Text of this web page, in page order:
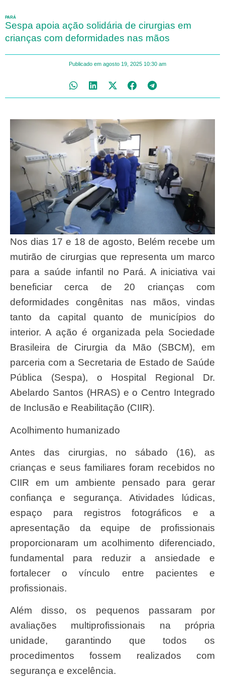
PARÁ
Sespa apoia ação solidária de cirurgias em
crianças com deformidades nas mãos
Publicado em agosto 19, 2025 10:30 am
Nos dias 17 e 18 de agosto, Belém recebe um
mutirão de cirurgias que representa um marco
para a saúde infantil no Pará. A iniciativa vai
beneficiar cerca de 20 crianças com
deformidades congênitas nas mãos, vindas
tanto da capital quanto de municípios do
interior. A ação é organizada pela Sociedade
Brasileira de Cirurgia da Mão (SBCM), em
parceria com a Secretaria de Estado de Saúde
Pública (Sespa), o Hospital Regional Dr.
Abelardo Santos (HRAS) e o Centro Integrado
de Inclusão e Reabilitação (CIIR).
Acolhimento humanizado
Antes das cirurgias, no sábado (16), as
crianças e seus familiares foram recebidos no
CIIR em um ambiente pensado para gerar
confiança e segurança. Atividades lúdicas,
espaço para registros fotográficos e a
apresentação da equipe de profissionais
proporcionaram um acolhimento diferenciado,
fundamental para reduzir a ansiedade e
fortalecer o vínculo entre pacientes e
profissionais.
Além disso, os pequenos passaram por
avaliações multiprofissionais na própria
unidade, garantindo que todos os
procedimentos fossem realizados com
segurança e excelência.